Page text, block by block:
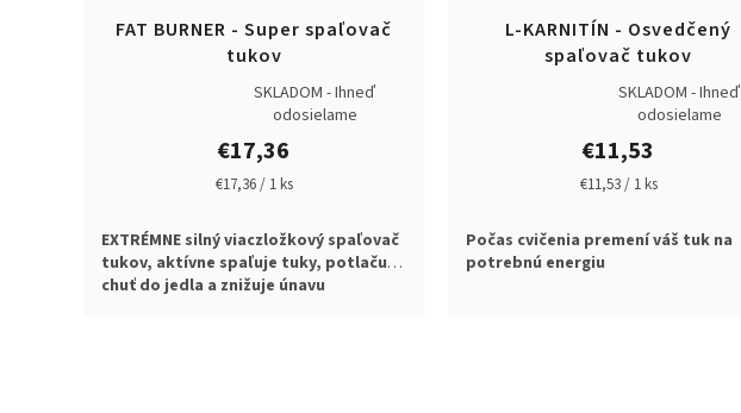
FAT BURNER - Super spaľovač
tukov
5
hviezdičiek.
SKLADOM - Ihneď
odosielame
€17,36
Jednotková
€17,36 / 1 ks
EXTRÉMNE silný viaczložkový spaľovač
tukov, aktívne spaľuje tuky, potlačuje
chuť do jedla a znižuje únavu
L-KARNITÍN - Osvedčený
spaľovač tukov
5
hviezdičiek.
SKLADOM - Ihneď
odosielame
€11,53
Jednotková
€11,53 / 1 ks
Počas cvičenia premení váš tuk na
potrebnú energiu